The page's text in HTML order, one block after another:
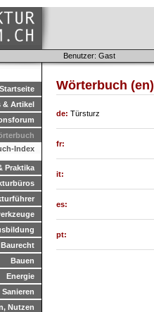
Benutzer: Gast
Startseite
& Artikel
Index
Praktika
Baurecht
Bauen
Energie
Sanieren
Nutzen
Wörterbuch (en)
de: Türsturz
fr:
it:
es:
pt: